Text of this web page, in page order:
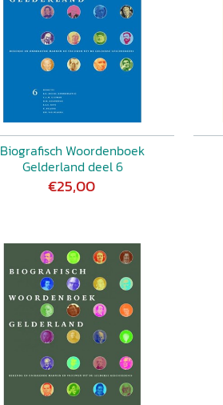
Biografisch Woordenboek
Gelderland deel 6
€25,00